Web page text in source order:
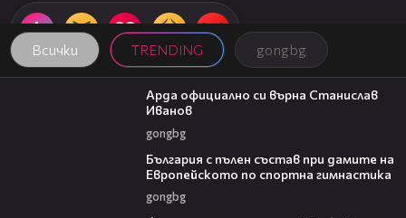
Всички TRENDING gongbg
00:19
Арда официално си върна Станислав
Иванов
gongbg
България с пълен състав при дамите на
Европейското по спортна гимнастика
gongbg